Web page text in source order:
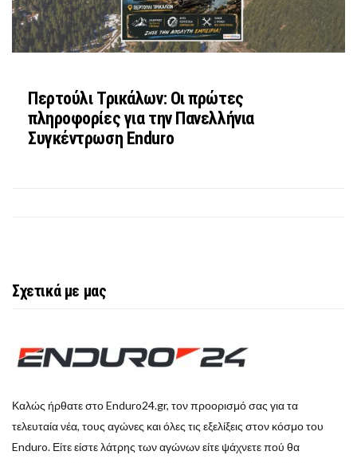
Περτούλι Τρικάλων: Οι πρώτες
πληροφορίες για την Πανελλήνια
Συγκέντρωση Enduro
Σχετικά με μας
Καλώς ήρθατε στο Enduro24.gr, τον προορισμό σας για τα
τελευταία νέα, τους αγώνες και όλες τις εξελίξεις στον κόσμο του
Enduro. Είτε είστε λάτρης των αγώνων είτε ψάχνετε πού θα